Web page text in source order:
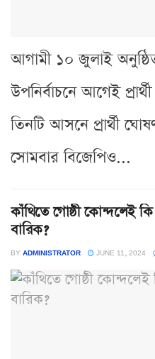
আগামী ১০ জুলাই
উপনির্বাচনে আগেই
তিনটি আসনে প্রার্থী
সোমবার বিজেপিও...
কাঁথিতে গোষ্ঠী কোন্দলেই
বারিক?
BY ADMINISTRATOR JUNE 11, 2024